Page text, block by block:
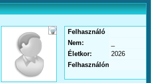
Felhasználó
név:
Nem:
Életkor:
2026
Felhasználónév: